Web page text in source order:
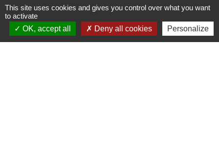
Suspension judiciaire du permis de conduire
Signaler une erreur sur cette page
This site uses cookies and gives you control over what you want
to activate
OK, accept all
Deny all cookies Personalize